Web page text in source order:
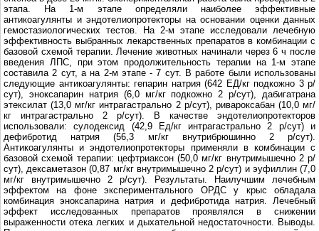
этапа. На 1-м этапе определяли наиболее эффективные
антикоагулянты и эндотелиопротекторы на основании оценки данных
гемостазиологических тестов. На 2-м этапе исследовали лечебную
эффективность выбранных лекарственных препаратов в комбинации с
базовой схемой терапии. Лечение животных начинали через 6 ч после
введения ЛПС, при этом продолжительность терапии на 1-м этапе
составила 2 сут, а на 2-м этапе - 7 сут. В работе были использованы
следующие антикоагулянты: гепарин натрия (642 ЕД/кг подкожно 3 р/
сут), эноксапарин натрия (6,0 мг/кг подкожно 2 р/сут), дабигатрана
этексилат (13,0 мг/кг интрагастрально 2 р/сут), ривароксабан (10,0 мг/
кг интрагастрально 2 р/сут). В качестве эндотелиопротекторов
использовали: сулодексид (42,9 Ед/кг интрагастрально 2 р/сут) и
дефибротид натрия (56,3 мг/кг внутрибрюшинно 2 р/сут).
Антикоагулянты и эндотелиопротекторы применяли в комбинации с
базовой схемой терапии: цефтриаксон (50,0 мг/кг внутримышечно 2 р/
сут), дексаметазон (0,87 мг/кг внутримышечно 2 р/сут) и эуфиллин (7,0
мг/кг внутримышечно 2 р/сут). Результаты. Наилучшим лечебным
эффектом на фоне экспериментального ОРДС у крыс обладала
комбинация эноксапарина натрия и дефибротида натрия. Лечебный
эффект исследованных препаратов проявлялся в снижении
выраженности отека легких и дыхательной недостаточности. Выводы.